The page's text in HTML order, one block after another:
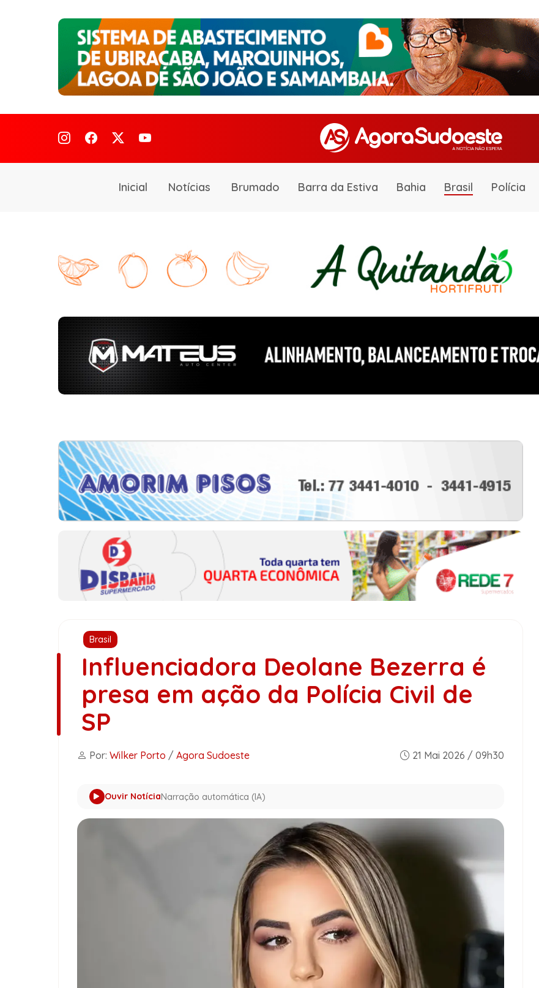
Inicial Notícias Brumado Barra da Estiva Bahia Brasil Polícia
Brasil
Influenciadora Deolane Bezerra é
presa em ação da Polícia Civil de
SP
Por: Wilker Porto / Agora Sudoeste 21 Mai 2026 / 09h30
Ouvir NotíciaNarração automática (IA)